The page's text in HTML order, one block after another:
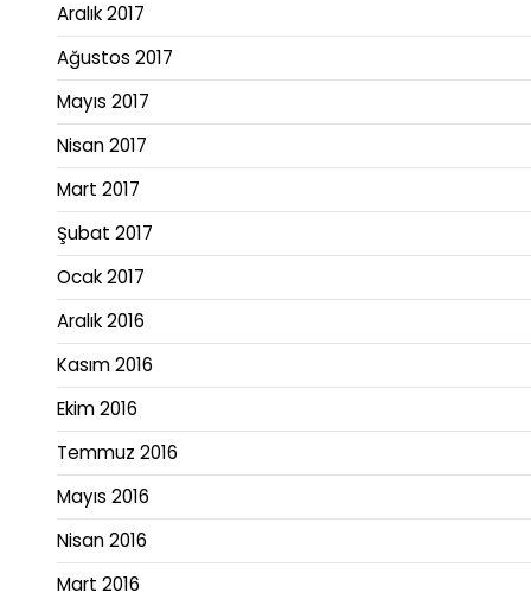
Aralık 2017
Ağustos 2017
Mayıs 2017
Nisan 2017
Mart 2017
Şubat 2017
Ocak 2017
Aralık 2016
Kasım 2016
Ekim 2016
Temmuz 2016
Mayıs 2016
Nisan 2016
Mart 2016